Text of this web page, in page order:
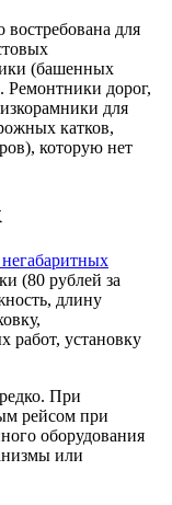
для
(башенных
Ремонтники дорог,
для
катков,
которую нет
(80 рублей за
длину
работ, установку
При
рейсом при
оборудования
или